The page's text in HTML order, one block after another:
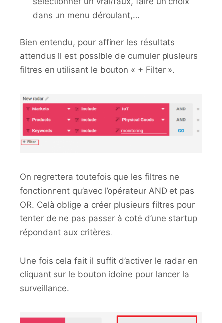
dans un menu déroulant,…
Bien entendu, pour affiner les résultats
attendus il est possible de cumuler plusieurs
filtres en utilisant le bouton « + Filter ».
On regrettera toutefois que les filtres ne
fonctionnent qu’avec l’opérateur AND et pas
OR. Celà oblige a créer plusieurs filtres pour
tenter de ne pas passer à coté d’une startup
répondant aux critères.
Une fois cela fait il suffit d’activer le radar en
cliquant sur le bouton idoine pour lancer la
surveillance.